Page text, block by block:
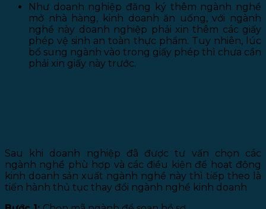
Như doanh nghiệp đăng ký thêm ngành nghề
mở nhà hàng, kinh doanh ăn uống, với ngành
nghề này doanh nghiệp phải xin thêm các giấy
phép vệ sinh an toàn thực phẩm. Tuy nhiên, lúc
bổ sung ngành vào trong giấy phép thì chưa cần
phải xin giấy này trước.
Sau khi doanh nghiệp đã được tư vấn chọn các
ngành nghề phù hợp và các điều kiện để hoạt động
kinh doanh sản xuất ngành nghề này thì tiếp theo là
tiến hành thủ tục thay đổi ngành nghề kinh doanh